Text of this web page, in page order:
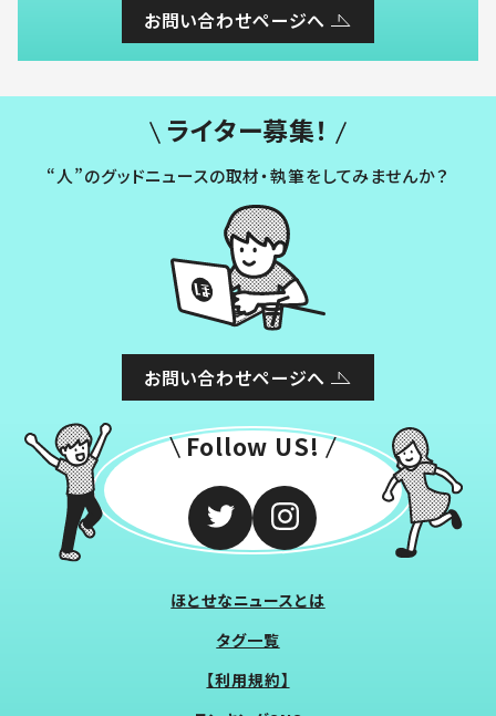
お問い合わせページへ
ライター募集！
“人”のグッドニュースの取材・執筆をしてみませんか？
お問い合わせページへ
Follow US!
ほとせなニュースとは
タグ一覧
【利用規約】